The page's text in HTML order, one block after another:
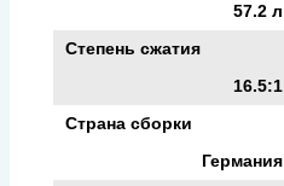
57.2 л
Степень сжатия
16.5:1
Страна сборки
Германия